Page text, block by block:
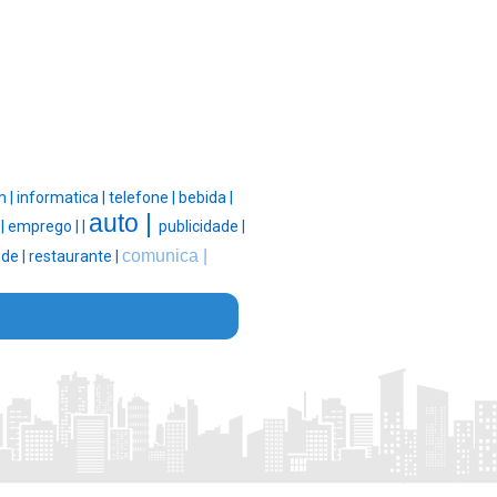
| informatica | telefone |
bebida |
emprego | auto |
publicidade |
| restaurante | comunica |